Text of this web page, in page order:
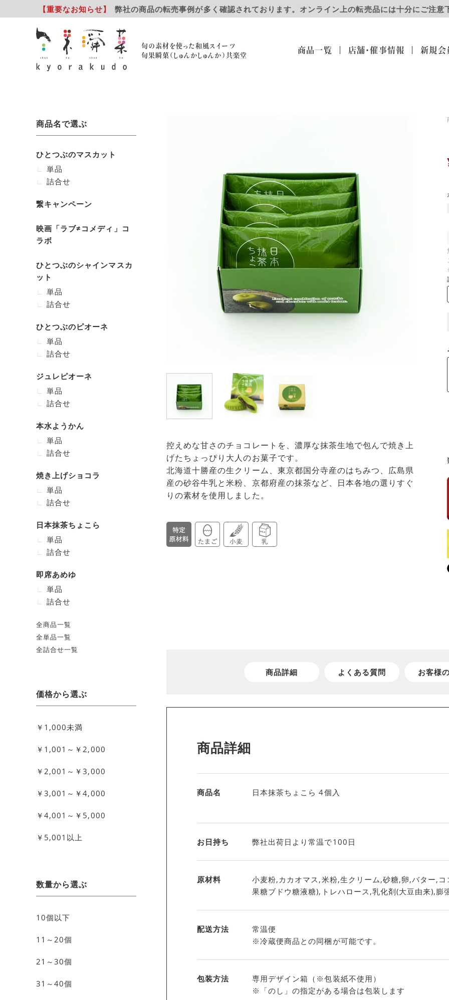
【重要なお知らせ】 弊社の商品の転売事例が多く確認されております。オンライン上の転売品には十分にご注意
旬の素材を使った和風スイーツ
旬果瞬菓（しゅんかしゅんか）共楽堂
商品一覧 店舗・催事情報 新規会
控えめな甘さのチョコレートを、濃厚な抹茶生地で包んで焼き上
げたちょっぴり大人のお菓子です。
北海道十勝産の生クリーム、東京都国分寺産のはちみつ、広島県
産の砂谷牛乳と米粉、京都府産の抹茶など、日本各地の選りすぐ
りの素材を使用しました。
商品詳細 よくある質問 お客様
商品詳細
商品名 日本抹茶ちょこら 4個入
お日持ち 弊社出荷日より常温で100日
原材料
小麦粉,カカオマス,米粉,生クリーム,砂糖,卵,バター,
果糖ブドウ糖液糖),トレハロース,乳化剤(大豆由来),膨
配送方法
常温便
※冷蔵便商品との同梱が可能です。
包装方法
専用デザイン箱（※包装紙不使用）
※「のし」の指定がある場合は包装します
商品名で選ぶ
ひとつぶのマスカット
単品
詰合せ
繋キャンペーン
映画「ラブ≠コメディ」コ
ラボ
ひとつぶのシャインマスカ
ット
単品
詰合せ
ひとつぶのピオーネ
単品
詰合せ
ジュレピオーネ
単品
詰合せ
本水ようかん
単品
詰合せ
焼き上げショコラ
単品
詰合せ
日本抹茶ちょこら
単品
詰合せ
即席あめゆ
単品
詰合せ
全商品一覧
全単品一覧
全詰合せ一覧
価格から選ぶ
￥1,000未満
￥1,001～￥2,000
￥2,001～￥3,000
￥3,001～￥4,000
￥4,001～￥5,000
￥5,001以上
数量から選ぶ
10個以下
11～20個
21～30個
31～40個